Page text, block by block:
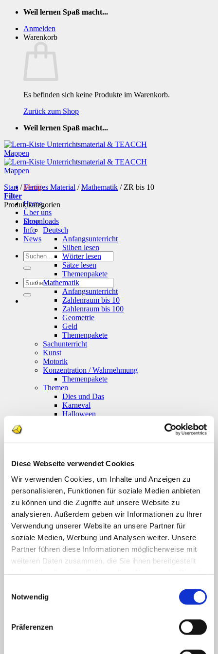
Diese Webseite verwendet Cookies
Wir verwenden Cookies, um Inhalte und Anzeigen zu
personalisieren, Funktionen für soziale Medien anbieten
zu können und die Zugriffe auf unsere Website zu
analysieren. Außerdem geben wir Informationen zu Ihrer
Verwendung unserer Website an unsere Partner für
soziale Medien, Werbung und Analysen weiter. Unsere
Partner führen diese Informationen möglicherweise mit
weiteren Daten zusammen, die Sie ihnen bereitgestellt
Notwendig
Präferenzen
Zum
springen
Weil lernen Spaß macht...
Anmelden
Warenkorb
Es befinden sich keine Produkte im Warenkorb.
Zurück zum Shop
Weil lernen Spaß macht...
Menü
Home
Über uns
Shop
Info
News
Suchen
nach:
Suchen
nach:
Start / Fertiges Material / Mathematik /ZR bis 10
Filter
Produktkategorien
Downloads
Deutsch
Anfangsunterricht
Silben lesen
Wörter lesen
Sätze lesen
Themenpakete
Mathematik
Anfangsunterricht
Zahlenraum bis 10
Zahlenraum bis 100
Geometrie
Geld
Themenpakete
Sachunterricht
Kunst
Motorik
Konzentration / Wahrnehmung
Themenpakete
Themen
Dies und Das
Karneval
Halloween
Konzentration / Wahrnehmung
Deutsch
Anfangsunterricht
Silben lesen
Mathematik
Anfangsunterricht
Zahlenraum bis 10
Zahlenraum 100
Multiplikation
Farben und Formen
Geld
Größen
Fertiges Material